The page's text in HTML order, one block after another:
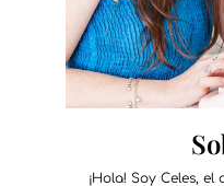
¡Hola! Soy Celes,